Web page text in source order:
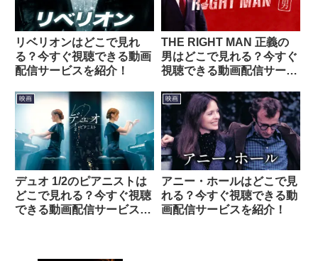
リベリオンはどこで見れ
る？今すぐ視聴できる動画
配信サービスを紹介！
THE RIGHT MAN 正義の
男はどこで見れる？今すぐ
視聴できる動画配信サービ
映画
デュオ 1/2のピアニストは
どこで見れる？今すぐ視聴
できる動画配信サービスを
映画
アニー・ホールはどこで見
れる？今すぐ視聴できる動
画配信サービスを紹介！